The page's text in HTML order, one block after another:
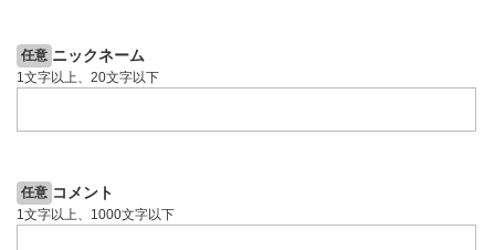
任意 ニックネーム
1文字以上、20文字以下
任意 コメント
1文字以上、1000文字以下